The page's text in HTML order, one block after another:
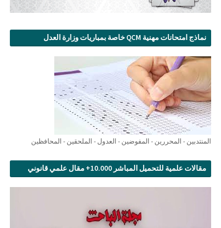
نماذج امتحانات مهنية QCM خاصة بمباريات وزارة العدل
المنتدبين - المحررين - المفوضين - العدول - الملحقين - المحافظين
مقالات علمية للتحميل المباشر 10.000+ مقال علمي قانوني